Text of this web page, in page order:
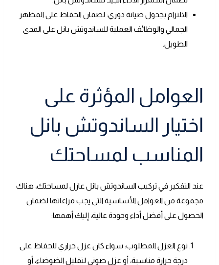
الالتزام بجدول صيانة دوري: لضمان الحفاظ على المظهر
الجمالي والوظائف العملية للساندوتش بانل على المدى
الطويل.
العوامل المؤثرة على
اختيار الساندوتش بانل
المناسب لمساحتك
عند التفكير في تركيب الساندوتش بانل عازل لمساحتك، هناك
مجموعة من العوامل الأساسية التي يجب مراعاتها لضمان
الحصول على أفضل أداء وجودة عالية، إليك أهمها:
نوع العزل المطلوب: سواء كان عزل حراري للحفاظ على
درجة حرارة مناسبة، أو عزل صوتي لتقليل الضوضاء، أو